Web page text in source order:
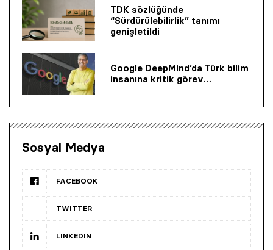
TDK sözlüğünde
“Sürdürülebilirlik” tanımı
genişletildi
Google DeepMind’da Türk bilim
insanına kritik görev…
Sosyal Medya
FACEBOOK
TWITTER
LINKEDIN